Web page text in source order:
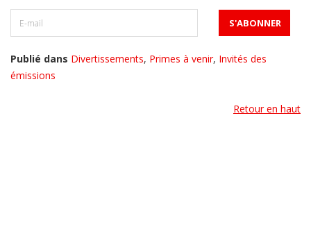
Publié dans Divertissements, Primes à venir, Invités des
émissions
Retour en haut